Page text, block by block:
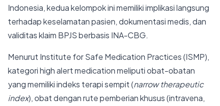
Indonesia, kedua kelompok ini memiliki implikasi langsung
terhadap keselamatan pasien, dokumentasi medis, dan
validitas klaim BPJS berbasis INA-CBG.
Menurut Institute for Safe Medication Practices (ISMP),
kategori high alert medication meliputi obat-obatan
yang memiliki indeks terapi sempit (narrow therapeutic
index), obat dengan rute pemberian khusus (intravena,